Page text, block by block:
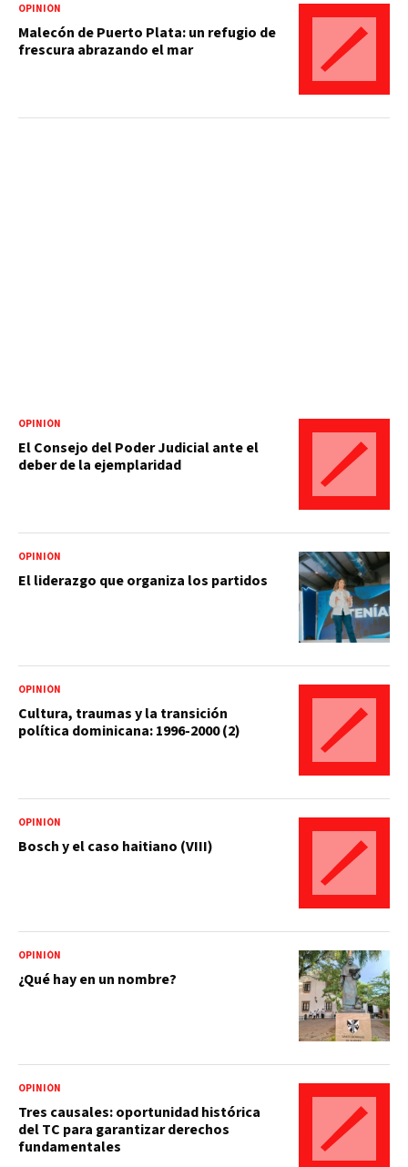
OPINIÓN
Malecón de Puerto Plata: un refugio de
frescura abrazando el mar
OPINIÓN
El Consejo del Poder Judicial ante el
deber de la ejemplaridad
OPINIÓN
El liderazgo que organiza los partidos
OPINIÓN
Cultura, traumas y la transición
política dominicana: 1996-2000 (2)
OPINIÓN
Bosch y el caso haitiano (VIII)
OPINIÓN
¿Qué hay en un nombre?
OPINIÓN
Tres causales: oportunidad histórica
del TC para garantizar derechos
fundamentales